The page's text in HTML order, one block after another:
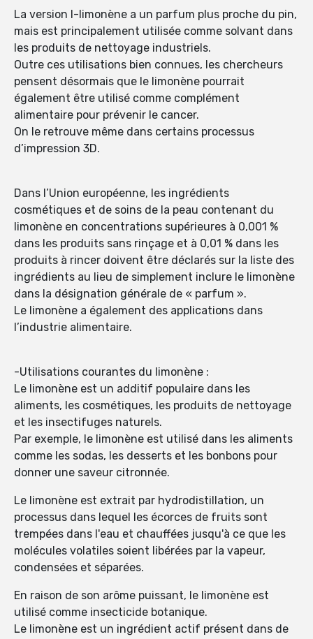
La version l-limonène a un parfum plus proche du pin,
mais est principalement utilisée comme solvant dans
les produits de nettoyage industriels.
Outre ces utilisations bien connues, les chercheurs
pensent désormais que le limonène pourrait
également être utilisé comme complément
alimentaire pour prévenir le cancer.
On le retrouve même dans certains processus
d’impression 3D.
Dans l’Union européenne, les ingrédients
cosmétiques et de soins de la peau contenant du
limonène en concentrations supérieures à 0,001 %
dans les produits sans rinçage et à 0,01 % dans les
produits à rincer doivent être déclarés sur la liste des
ingrédients au lieu de simplement inclure le limonène
dans la désignation générale de « parfum ».
Le limonène a également des applications dans
l’industrie alimentaire.
-Utilisations courantes du limonène :
Le limonène est un additif populaire dans les
aliments, les cosmétiques, les produits de nettoyage
et les insectifuges naturels.
Par exemple, le limonène est utilisé dans les aliments
comme les sodas, les desserts et les bonbons pour
donner une saveur citronnée.
Le limonène est extrait par hydrodistillation, un
processus dans lequel les écorces de fruits sont
trempées dans l'eau et chauffées jusqu'à ce que les
molécules volatiles soient libérées par la vapeur,
condensées et séparées.
En raison de son arôme puissant, le limonène est
utilisé comme insecticide botanique.
Le limonène est un ingrédient actif présent dans de